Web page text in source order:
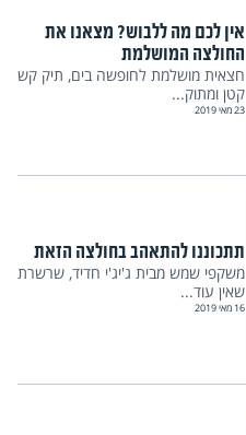
אין לכם מה ללבוש? מצאנו את
החולצה המושלמת
חצאית מושלמת לחופשה בים, תיק קש
קטן ומתוק...
23 מאי 2019
תתכוננו להתאהב בחולצה הזאת
משקפי שמש מבית ג'יג'י חדיד, שרשרת
שאין עוד...
16 מאי 2019